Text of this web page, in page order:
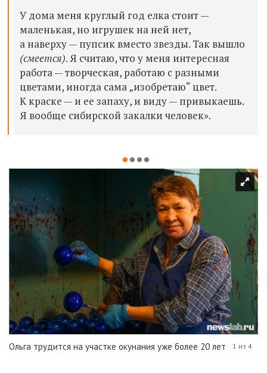
У дома меня круглый год елка стоит —
маленькая, но игрушек на ней нет,
а наверху — пупсик вместо звезды. Так вышло
(смеется). Я считаю, что у меня интересная
работа — творческая, работаю с разными
цветами, иногда сама „изобретаю“ цвет.
К краске — и ее запаху, и виду — привыкаешь.
Я вообще сибирской закалки человек».
Ольга трудится на участке окунания уже более 20 лет 1 из 4